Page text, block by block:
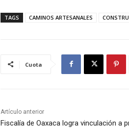
TAGS CAMINOS ARTESANALES
Cuota
Artículo anterior
Fiscalía de Oaxaca logra vinculación a